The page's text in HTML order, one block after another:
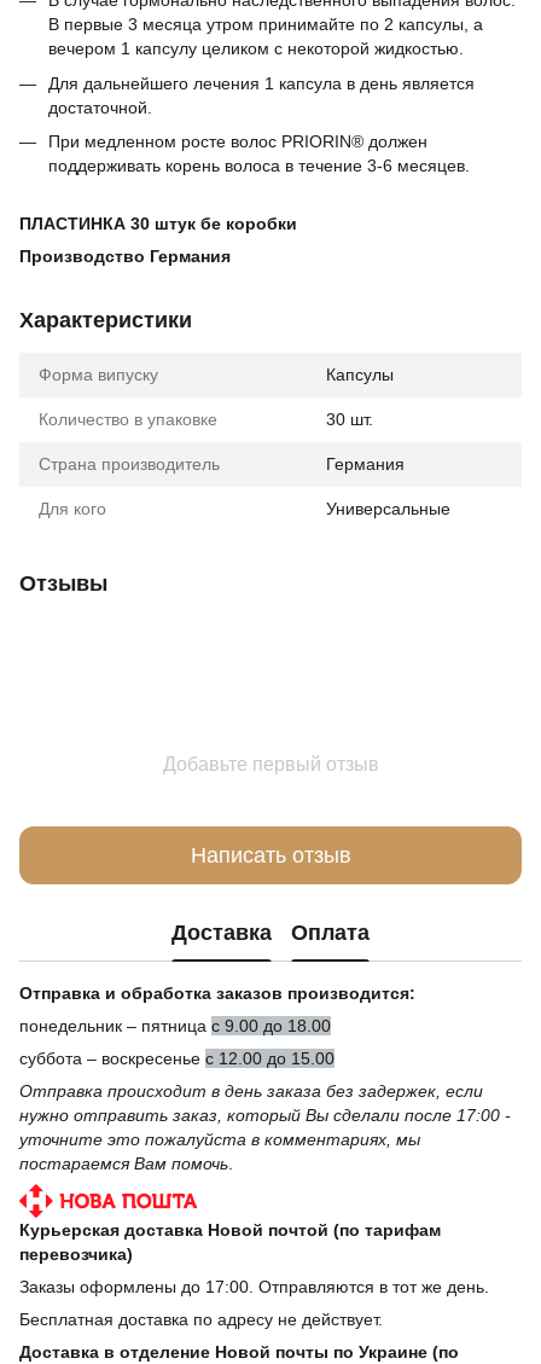
В первые 3 месяца утром принимайте по 2 капсулы, а
вечером 1 капсулу целиком с некоторой жидкостью.
Для дальнейшего лечения 1 капсула в день является
достаточной.
При медленном росте волос PRIORIN® должен
поддерживать корень волоса в течение 3-6 месяцев.
ПЛАСТИНКА 30 штук бе коробки
Производство Германия
Характеристики
Форма випуску Капсулы
Количество в упаковке 30 шт.
Страна производитель Германия
Для кого Универсальные
Отзывы
Добавьте первый отзыв
Написать отзыв
Доставка Оплата
Отправка и обработка заказов производится:
понедельник – пятница с 9.00 до 18.00
суббота – воскресенье с 12.00 до 15.00
Отправка происходит в день заказа без задержек, если
нужно отправить заказ, который Вы сделали после 17:00 -
уточните это пожалуйста в комментариях, мы
постараемся Вам помочь.
Курьерская доставка Новой почтой (по тарифам
перевозчика)
Заказы оформлены до 17:00. Отправляются в тот же день.
Бесплатная доставка по адресу не действует.
Доставка в отделение Новой почты по Украине (по